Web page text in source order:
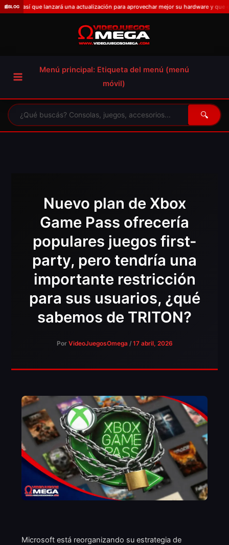
Omitir
📰BLOG
que lanzará una actualización para aprovechar mejor su hardware y que el título
Menú principal: Etiqueta del menú (menú
móvil)
🔍
Nuevo plan de Xbox
Game Pass ofrecería
populares juegos first-
party, pero tendría una
importante restricción
para sus usuarios, ¿qué
sabemos de TRITON?
Por VideoJuegosOmega / 17 abril, 2026
Microsoft está reorganizando su estrategia de